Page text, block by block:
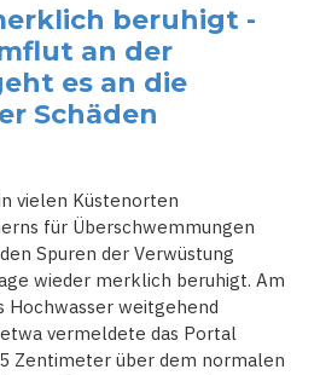
beruhigt -
an der
es an die
Schäden
vielen Küstenorten
für Überschwemmungen
Spuren der Verwüstung
wieder merklich beruhigt. Am
Hochwasser weitgehend
vermeldete das Portal
Zentimeter über dem normalen